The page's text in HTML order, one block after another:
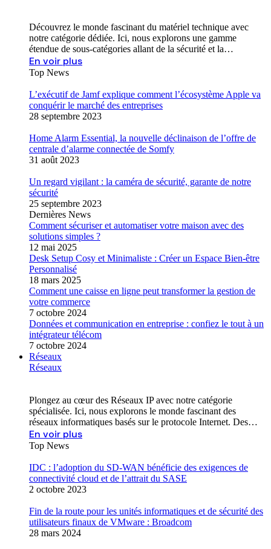
Découvrez le monde fascinant du matériel technique avec
notre catégorie dédiée. Ici, nous explorons une gamme
étendue de sous-catégories allant de la sécurité et la…
En voir plus
Top News
L’exécutif de Jamf explique comment l’écosystème Apple va
conquérir le marché des entreprises
28 septembre 2023
Home Alarm Essential, la nouvelle déclinaison de l’offre de
centrale d’alarme connectée de Somfy
31 août 2023
Un regard vigilant : la caméra de sécurité, garante de notre
sécurité
25 septembre 2023
Dernières News
Comment sécuriser et automatiser votre maison avec des
solutions simples ?
12 mai 2025
Desk Setup Cosy et Minimaliste : Créer un Espace Bien-être
Personnalisé
18 mars 2025
Comment une caisse en ligne peut transformer la gestion de
votre commerce
7 octobre 2024
Données et communication en entreprise : confiez le tout à un
intégrateur télécom
7 octobre 2024
Réseaux
Réseaux
Plongez au cœur des Réseaux IP avec notre catégorie
spécialisée. Ici, nous explorons le monde fascinant des
réseaux informatiques basés sur le protocole Internet. Des…
En voir plus
Top News
IDC : l’adoption du SD-WAN bénéficie des exigences de
connectivité cloud et de l’attrait du SASE
2 octobre 2023
Fin de la route pour les unités informatiques et de sécurité des
utilisateurs finaux de VMware : Broadcom
28 mars 2024